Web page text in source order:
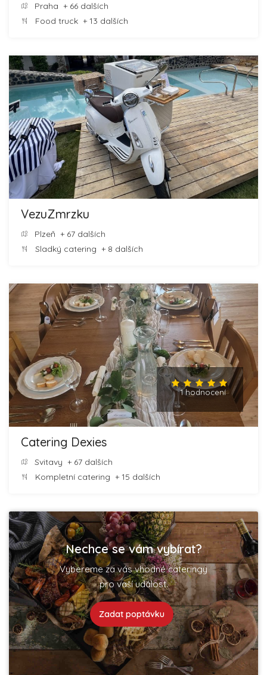
Praha + 66 dalších
Food truck + 13 dalších
VezuZmrzku
Plzeň + 67 dalších
Sladký catering + 8 dalších
1 hodnocení
Catering Dexies
Svitavy + 67 dalších
Kompletní catering + 15 dalších
Nechce se vám vybírat?
Vybereme za vás vhodné cateringy
pro vaší událost.
Zadat poptávku